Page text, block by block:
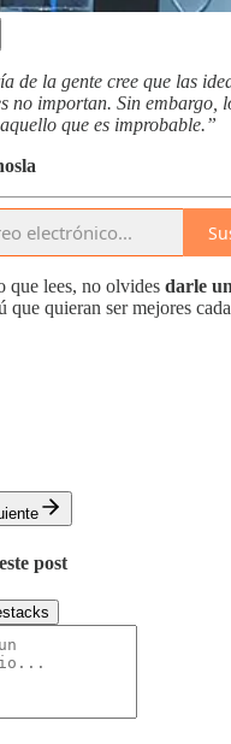
de la gente cree que las
no importan. Sin embargo,
que es improbable.”
que lees, no olvides darle
que quieran ser mejores
post